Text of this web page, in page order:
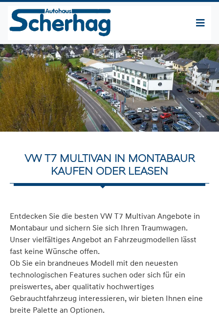
VW T7 MULTIVAN IN MONTABAUR
KAUFEN ODER LEASEN
Entdecken Sie die besten VW T7 Multivan Angebote in
Montabaur und sichern Sie sich Ihren Traumwagen.
Unser vielfältiges Angebot an Fahrzeugmodellen lässt
fast keine Wünsche offen.
Ob Sie ein brandneues Modell mit den neuesten
technologischen Features suchen oder sich für ein
preiswertes, aber qualitativ hochwertiges
Gebrauchtfahrzeug interessieren, wir bieten Ihnen eine
breite Palette an Optionen.